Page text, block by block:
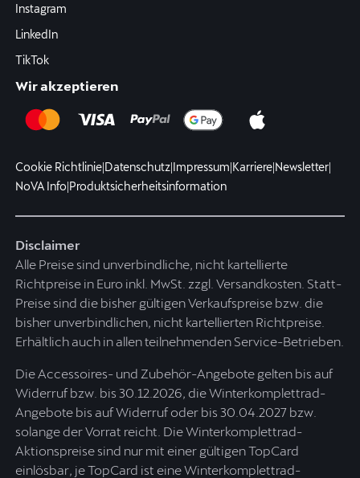
Instagram
LinkedIn
TikTok
Wir akzeptieren
Cookie Richtlinie|Datenschutz|Impressum|Karriere|Newsletter|
NoVA Info|Produktsicherheitsinformation
Disclaimer
Alle Preise sind unverbindliche, nicht kartellierte
Richtpreise in Euro inkl. MwSt. zzgl. Versandkosten. Statt-
Preise sind die bisher gültigen Verkaufspreise bzw. die
bisher unverbindlichen, nicht kartellierten Richtpreise.
Erhältlich auch in allen teilnehmenden Service-Betrieben.
Die Accessoires- und Zubehör-Angebote gelten bis auf
Widerruf bzw. bis 30.12.2026, die Winterkomplettrad-
Angebote bis auf Widerruf oder bis 30.04.2027 bzw.
solange der Vorrat reicht. Die Winterkomplettrad-
Aktionspreise sind nur mit einer gültigen TopCard
einlösbar, je TopCard ist eine Winterkomplettrad-